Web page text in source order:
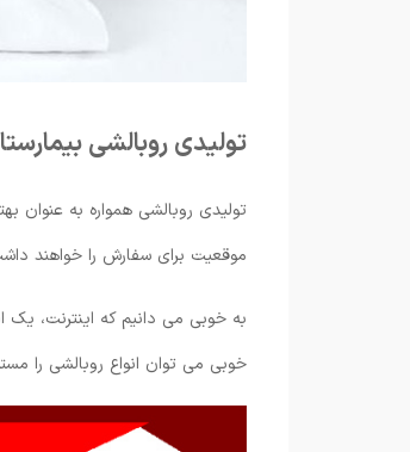
تولیدی روبالشی
تولیدی روبالشی همواره به عنوان
موقعیت برای سفارش را خواهند
به خوبی می دانیم که اینترنت، یک
خوبی می توان انواع روبالشی را